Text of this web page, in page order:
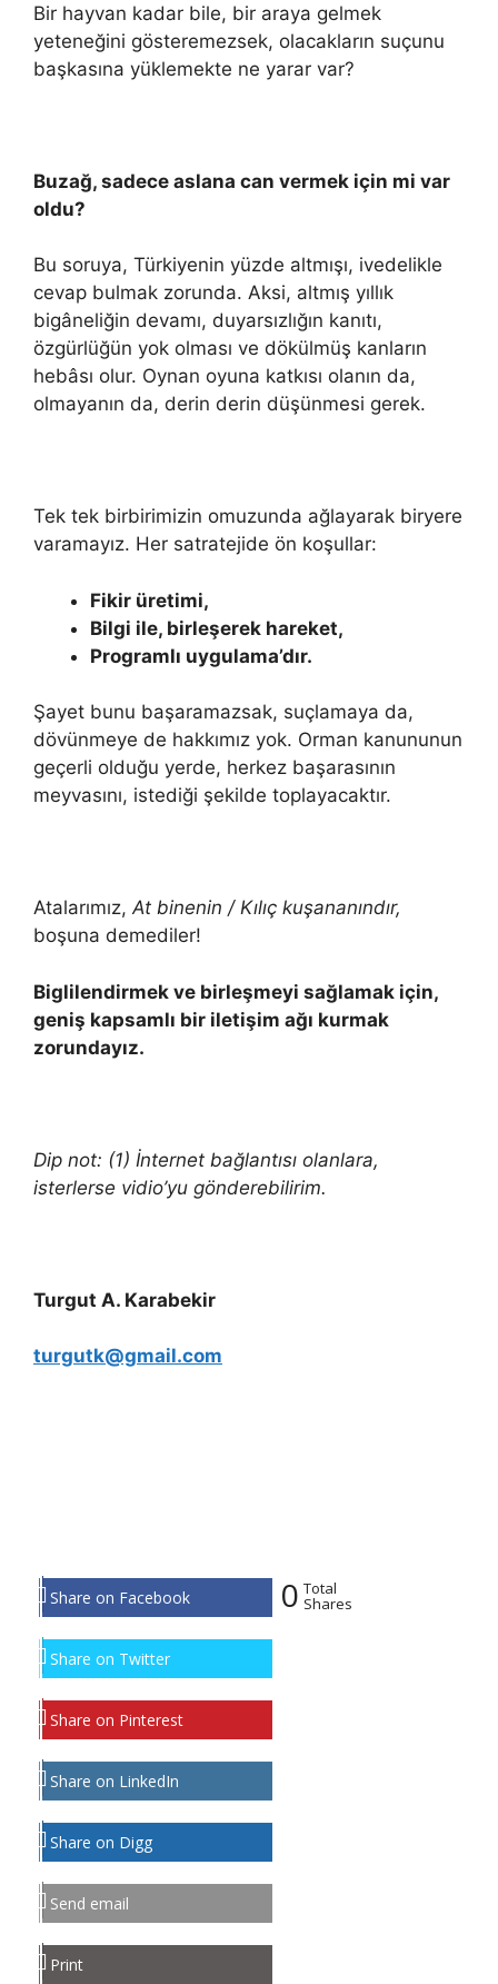
Bir hayvan kadar bile, bir araya gelmek
yeteneğini gösteremezsek, olacakların suçunu
başkasına yüklemekte ne yarar var?
Buzağ, sadece aslana can vermek için mi var
oldu?
Bu soruya, Türkiyenin yüzde altmışı, ivedelikle
cevap bulmak zorunda. Aksi, altmış yıllık
bigâneliğin devamı, duyarsızlığın kanıtı,
özgürlüğün yok olması ve dökülmüş kanların
hebâsı olur. Oynan oyuna katkısı olanın da,
olmayanın da, derin derin düşünmesi gerek.
Tek tek birbirimizin omuzunda ağlayarak biryere
varamayız. Her satratejide ön koşullar:
Fikir üretimi,
Bilgi ile, birleşerek hareket,
Programlı uygulama’dır.
Şayet bunu başaramazsak, suçlamaya da,
dövünmeye de hakkımız yok. Orman kanununun
geçerli olduğu yerde, herkez başarasının
meyvasını, istediği şekilde toplayacaktır.
Atalarımız,At binenin / Kılıç kuşananındır,
boşuna demediler!
Biglilendirmek ve birleşmeyi sağlamak için,
geniş kapsamlı bir iletişim ağı kurmak
zorundayız.
Dip not: (1) İnternet bağlantısı olanlara,
isterlerse vidio’yu gönderebilirim.
Turgut A. Karabekir
turgutk@gmail.com
Share on Facebook
Share on Twitter
Share on Pinterest
Share on LinkedIn
Share on Digg
Send email
Print
0 Total
Shares